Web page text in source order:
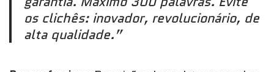
os clichês: inovador, revolucionário, de
alta qualidade.”